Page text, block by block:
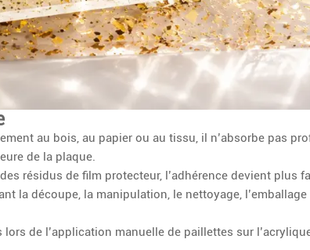
au bois, au papier ou au tissu, il n’absorbe pas
de la plaque.
résidus de film protecteur, l’adhérence devient plus
la découpe, la manipulation, le nettoyage, l’emballage
de l’application manuelle de paillettes sur